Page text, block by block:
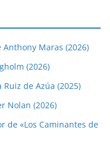
Anthony Maras (2026)
(2026)
de Azúa (2025)
Nolan (2026)
de «Los Caminantes de